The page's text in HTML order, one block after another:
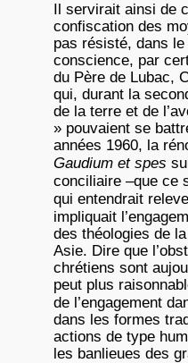
Il servirait ainsi de
confiscation des
pas résisté, dans
conscience, par
du Père de Lubac,
qui, durant la
de la terre et de
» pouvaient se
années 1960, la
Gaudium et spes
conciliaire –que ce
qui entendrait
impliquait
des théologies de
Asie. Dire que
chrétiens sont
peut plus
de l’engagement
dans les formes
actions de type
les banlieues des